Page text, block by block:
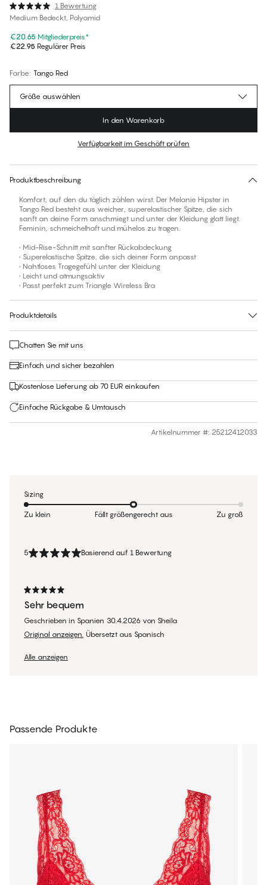
1 Bewertung
Medium Bedeckt, Polyamid
€20.65 Mitgliederpreis*
€22.95 Regulärer Preis
Farbe: Tango Red
Für diesen Artikel gibt es keine empfohlene Größe
Größe auswählen
In den Warenkorb
Verfügbarkeit im Geschäft prüfen
Produktbeschreibung
Komfort, auf den du täglich zählen wirst. Der Melanie Hipster in
Tango Red besteht aus weicher, superelastischer Spitze, die sich
sanft an deine Form anschmiegt und unter der Kleidung glatt liegt.
Feminin, schmeichelhaft und mühelos zu tragen.
• Mid-Rise-Schnitt mit sanfter Rückabdeckung
• Superelastische Spitze, die sich deiner Form anpasst
• Nahtloses Tragegefühl unter der Kleidung
• Leicht und atmungsaktiv
• Passt perfekt zum Triangle Wireless Bra
Produktdetails
Chatten Sie mit uns
Einfach und sicher bezahlen
Kostenlose Lieferung ab 70 EUR einkaufen
Einfache Rückgabe & Umtausch
Artikelnummer #: 25212412033
5 Basierend auf 1 Bewertung
Sehr bequem
Geschrieben in Spanien 30.4.2026 von Sheila
Original anzeigen. Übersetzt aus Spanisch
Alle anzeigen
Sizing
Zu klein Fällt größengerecht aus Zu groß
Passende Produkte